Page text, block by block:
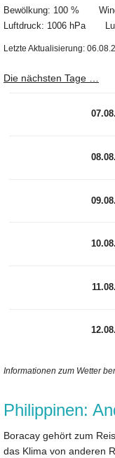
Bewölkung: 100 %
Luftdruck: 1006 hPa
Letzte Aktualisierung:
Die nächsten Tage …
Informationen zum Wetter
Philippinen:
Boracay gehört zum
das Klima von anderen